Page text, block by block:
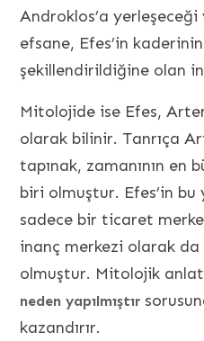
Androklos’a
efsane, Efes’in
şekillendirildiğine olan
Mitolojide ise Efes,
olarak bilinir. Tanrıça
tapınak, zamanının en
biri olmuştur. Efes’in
sadece bir ticaret
inanç merkezi olarak da
olmuştur. Mitolojik
neden yapılmıştır
kazandırır.